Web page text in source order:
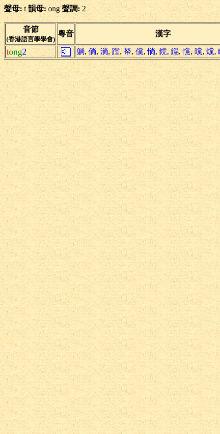
聲母: t 韻母: ong聲調:2
音節
(香港語言學學會)
粵音 漢字
tong2 躺, 倘, 淌,蹚,帑,儻,惝, 鎲, 鐋,戃, 曭,爣,